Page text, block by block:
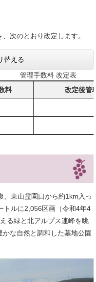
次のとおり改定します。
替える
管理手数料 改定表
料 改定後管
東山霊園口から約1km入っ
トルに2,056区画（令和4年4
る緑と北アルプス連峰を眺
な自然と調和した墓地公園